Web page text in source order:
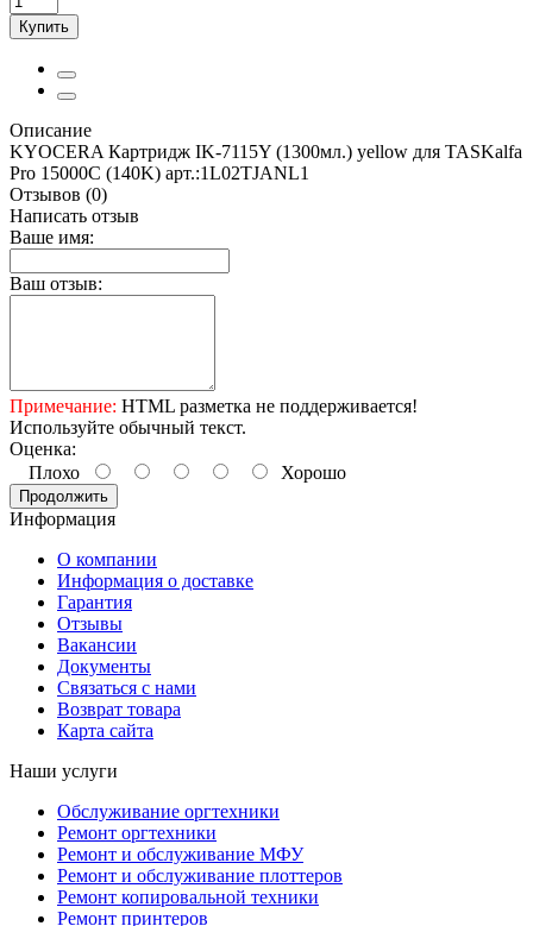
Купить
Описание
KYOCERA Картридж IK-7115Y (1300мл.) yellow для TASKalfa
Pro 15000C (140K) арт.:1L02TJANL1
Отзывов (0)
Написать отзыв
Ваше имя:
Ваш отзыв:
Примечание: HTML разметка не поддерживается!
Используйте обычный текст.
Оценка:
Плохо
Хорошо
Продолжить
Информация
О компании
Информация о доставке
Гарантия
Отзывы
Вакансии
Документы
Связаться с нами
Возврат товара
Карта сайта
Наши услуги
Обслуживание оргтехники
Ремонт оргтехники
Ремонт и обслуживание МФУ
Ремонт и обслуживание плоттеров
Ремонт копировальной техники
Ремонт принтеров